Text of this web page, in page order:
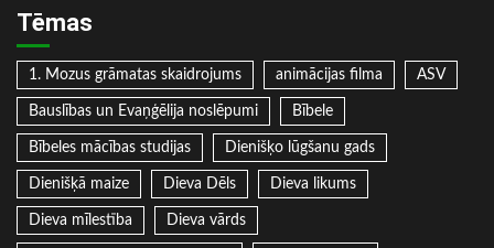
Tēmas
1. Mozus grāmatas skaidrojums animācijas filma ASV
Bauslības un Evaņģēlija noslēpumi Bībele
Bībeles mācības studijas Dienišķo lūgšanu gads
Dienišķā maize Dieva Dēls Dieva likums
Dieva mīlestība Dieva vārds